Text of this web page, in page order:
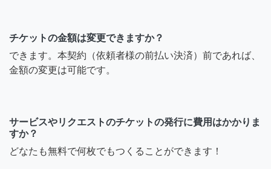
チケットの金額は変更できますか？
できます。本契約（依頼者様の前払い決済）前であれば、
金額の変更は可能です。
サービスやリクエストのチケットの発行に費用はかかりま
すか？
どなたも無料で何枚でもつくることができます！